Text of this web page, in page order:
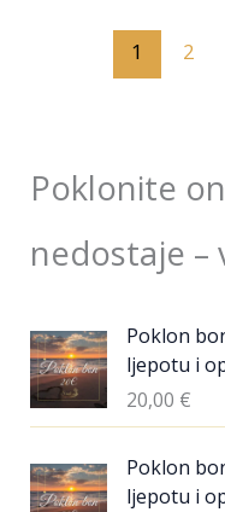
1 2
Poklonite
nedostaje –
Poklon
ljepotu i
20,00 €
Poklon
ljepotu i